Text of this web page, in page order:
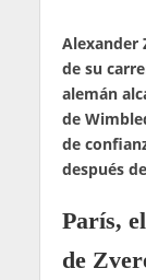
Alexander
de su
alemán
de
de
después
París,
de